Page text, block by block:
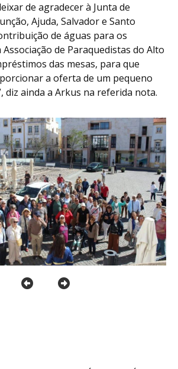
de agradecer à Junta de
Ajuda, Salvador e Santo
de águas para os
de Paraquedistas do Alto
das mesas, para que
a oferta de um pequeno
diz ainda a Arkus na referida nota.